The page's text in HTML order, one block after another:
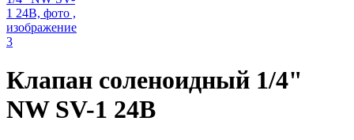
Клапан соленоидный 1/4"
NW SV-1 24В